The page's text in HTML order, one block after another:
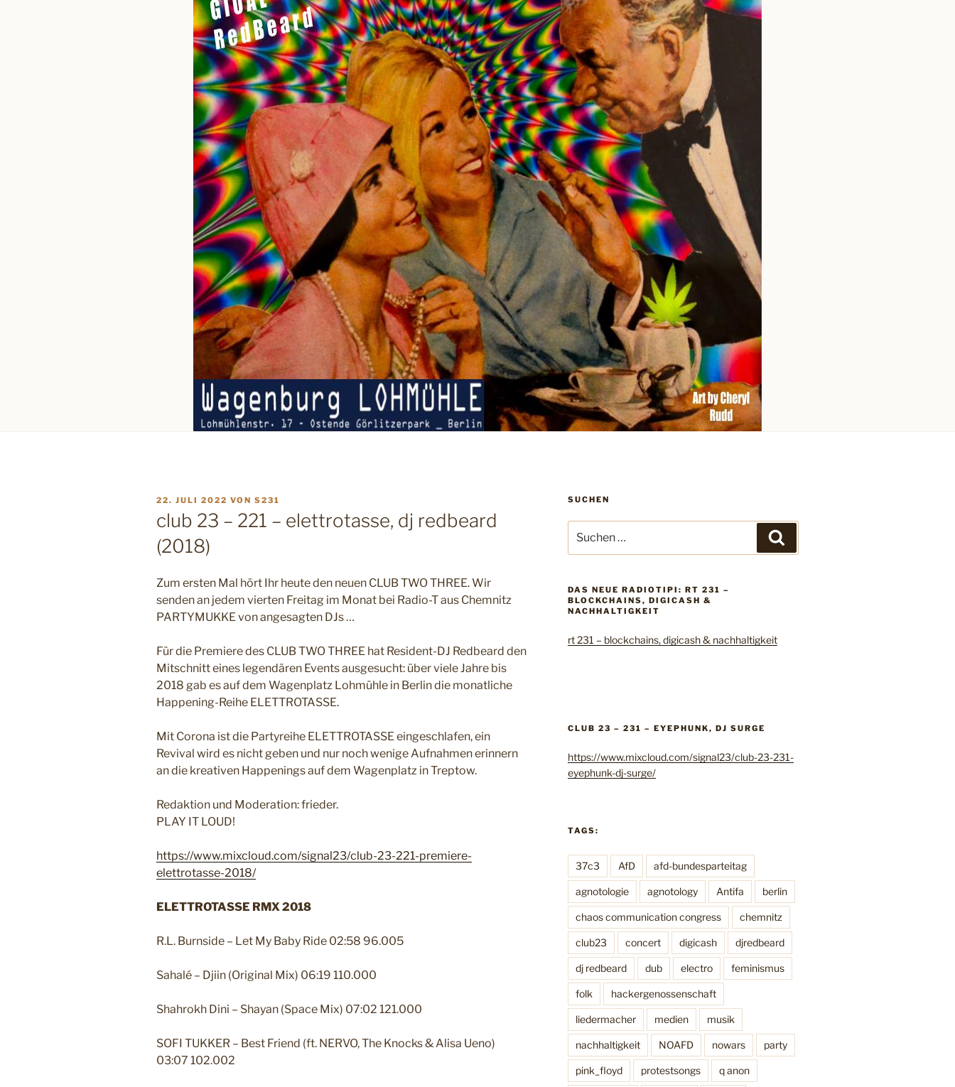
VERÖFFENTLICHT
AM
22. JULI 2022 VON S231
club 23 – 221 – elettrotasse, dj redbeard
(2018)
Zum ersten Mal hört Ihr heute den neuen CLUB TWO THREE. Wir
senden an jedem vierten Freitag im Monat bei Radio-T aus Chemnitz
PARTYMUKKE von angesagten DJs …
Für die Premiere des CLUB TWO THREE hat Resident-DJ Redbeard den
Mitschnitt eines legendären Events ausgesucht: über viele Jahre bis
2018 gab es auf dem Wagenplatz Lohmühle in Berlin die monatliche
Happening-Reihe ELETTROTASSE.
Mit Corona ist die Partyreihe ELETTROTASSE eingeschlafen, ein
Revival wird es nicht geben und nur noch wenige Aufnahmen erinnern
an die kreativen Happenings auf dem Wagenplatz in Treptow.
Redaktion und Moderation: frieder.
PLAY IT LOUD!
https://www.mixcloud.com/signal23/club-23-221-premiere-
elettrotasse-2018/
ELETTROTASSE RMX 2018
R.L. Burnside – Let My Baby Ride 02:58 96.005
Sahalé – Djiin (Original Mix) 06:19 110.000
Shahrokh Dini – Shayan (Space Mix) 07:02 121.000
SOFI TUKKER – Best Friend (ft. NERVO, The Knocks & Alisa Ueno)
03:07 102.002
SUCHEN
nach:
DAS NEUE RADIOTIPI: RT 231 –
BLOCKCHAINS, DIGICASH &
NACHHALTIGKEIT
rt 231 – blockchains, digicash & nachhaltigkeit
CLUB 23 – 231 – EYEPHUNK, DJ SURGE
https://www.mixcloud.com/signal23/club-23-231-
eyephunk-dj-surge/
TAGS:
37c3 AfD afd-bundesparteitag
agnotologie agnotology Antifa berlin
chaos communication congress chemnitz
club23 concert digicash djredbeard
dj redbeard dub electro feminismus
folk hackergenossenschaft
liedermacher medien musik
nachhaltigkeit NOAFD nowars party
pink_floyd protestsongs q anon